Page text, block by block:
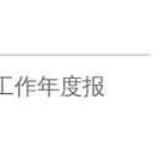
作年度报